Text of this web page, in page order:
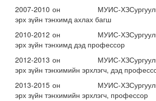
2007-2010 он МУИС-
эрх зүйн тэнхимд ахлах багш
2010-2012 он МУИС-
эрх зүйн тэнхимд дэд профессор
2012-2013 он МУИС-
эрх зүйн тэнхимийн эрхлэгч, дэд
2013-2015 он МУИС-
эрх зүйн тэнхимийн эрхлэгч, профессор